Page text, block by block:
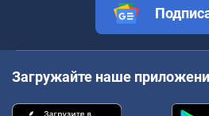
Загружайте наше